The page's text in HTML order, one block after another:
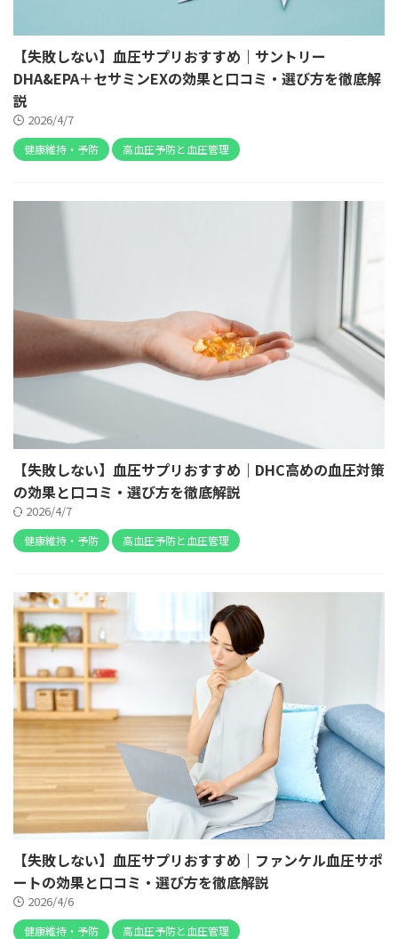
【失敗しない】血圧サプリおすすめ｜サントリー
DHA&EPA＋セサミンEXの効果と口コミ・選び方を徹底解
説
2026/4/7
健康維持・予防 高血圧予防と血圧管理
【失敗しない】血圧サプリおすすめ｜DHC高めの血圧対策
の効果と口コミ・選び方を徹底解説
2026/4/7
健康維持・予防 高血圧予防と血圧管理
【失敗しない】血圧サプリおすすめ｜ファンケル血圧サポ
ートの効果と口コミ・選び方を徹底解説
2026/4/6
健康維持・予防 高血圧予防と血圧管理